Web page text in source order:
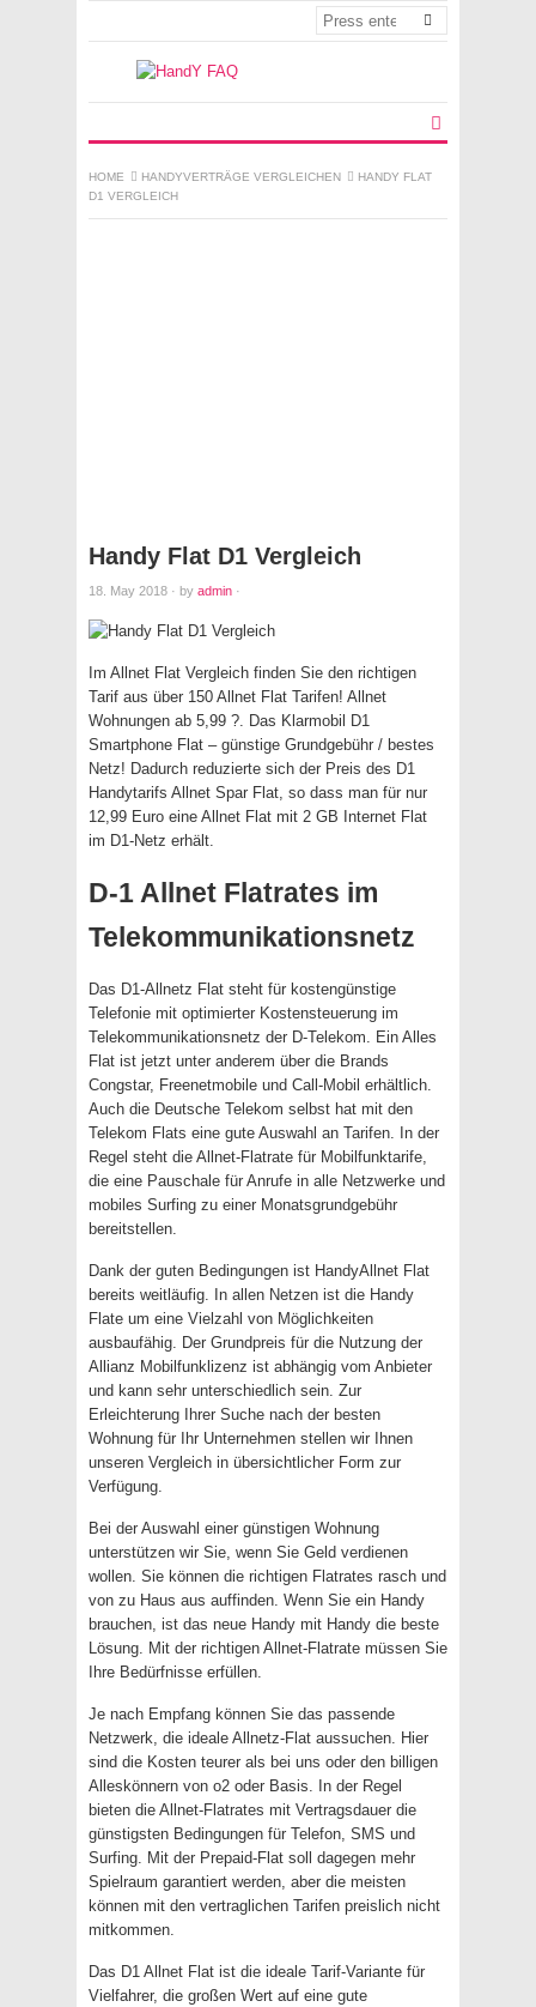
HOME HANDYVERTRÄGE VERGLEICHEN
HANDY FLAT
D1 VERGLEICH
Handy Flat D1 Vergleich
18. May 2018 · by admin ·
Im Allnet Flat Vergleich finden Sie den richtigen
Tarif aus über 150 Allnet Flat Tarifen! Allnet
Wohnungen ab 5,99 ?. Das Klarmobil D1
Smartphone Flat – günstige Grundgebühr / bestes
Netz! Dadurch reduzierte sich der Preis des D1
Handytarifs Allnet Spar Flat, so dass man für nur
12,99 Euro eine Allnet Flat mit 2 GB Internet Flat
im D1-Netz erhält.
D-1 Allnet Flatrates im
Telekommunikationsnetz
Das D1-Allnetz Flat steht für kostengünstige
Telefonie mit optimierter Kostensteuerung im
Telekommunikationsnetz der D-Telekom. Ein Alles
Flat ist jetzt unter anderem über die Brands
Congstar, Freenetmobile und Call-Mobil erhältlich.
Auch die Deutsche Telekom selbst hat mit den
Telekom Flats eine gute Auswahl an Tarifen. In der
Regel steht die Allnet-Flatrate für Mobilfunktarife,
die eine Pauschale für Anrufe in alle Netzwerke und
mobiles Surfing zu einer Monatsgrundgebühr
bereitstellen.
Dank der guten Bedingungen ist HandyAllnet Flat
bereits weitläufig. In allen Netzen ist die Handy
Flate um eine Vielzahl von Möglichkeiten
ausbaufähig. Der Grundpreis für die Nutzung der
Allianz Mobilfunklizenz ist abhängig vom Anbieter
und kann sehr unterschiedlich sein. Zur
Erleichterung Ihrer Suche nach der besten
Wohnung für Ihr Unternehmen stellen wir Ihnen
unseren Vergleich in übersichtlicher Form zur
Verfügung.
Bei der Auswahl einer günstigen Wohnung
unterstützen wir Sie, wenn Sie Geld verdienen
wollen. Sie können die richtigen Flatrates rasch und
von zu Haus aus auffinden. Wenn Sie ein Handy
brauchen, ist das neue Handy mit Handy die beste
Lösung. Mit der richtigen Allnet-Flatrate müssen Sie
Ihre Bedürfnisse erfüllen.
Je nach Empfang können Sie das passende
Netzwerk, die ideale Allnetz-Flat aussuchen. Hier
sind die Kosten teurer als bei uns oder den billigen
Alleskönnern von o2 oder Basis. In der Regel
bieten die Allnet-Flatrates mit Vertragsdauer die
günstigsten Bedingungen für Telefon, SMS und
Surfing. Mit der Prepaid-Flat soll dagegen mehr
Spielraum garantiert werden, aber die meisten
können mit den vertraglichen Tarifen preislich nicht
mitkommen.
Das D1 Allnet Flat ist die ideale Tarif-Variante für
Vielfahrer, die großen Wert auf eine gute